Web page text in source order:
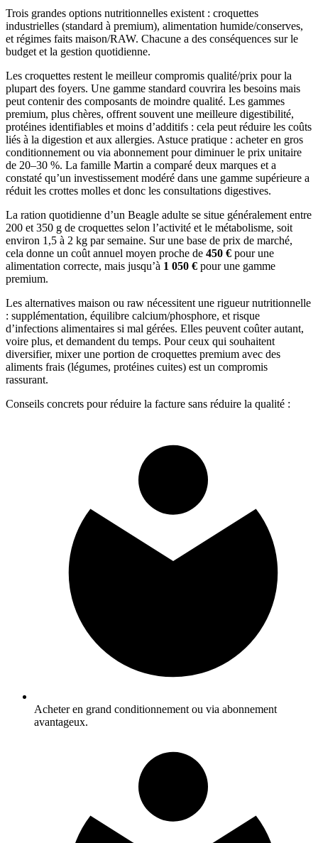
Trois grandes options nutritionnelles existent : croquettes
industrielles (standard à premium), alimentation humide/conserves,
et régimes faits maison/RAW. Chacune a des conséquences sur le
budget et la gestion quotidienne.
Les croquettes restent le meilleur compromis qualité/prix pour la
plupart des foyers. Une gamme standard couvrira les besoins mais
peut contenir des composants de moindre qualité. Les gammes
premium, plus chères, offrent souvent une meilleure digestibilité,
protéines identifiables et moins d’additifs : cela peut réduire les coûts
liés à la digestion et aux allergies. Astuce pratique : acheter en gros
conditionnement ou via abonnement pour diminuer le prix unitaire
de 20–30 %. La famille Martin a comparé deux marques et a
constaté qu’un investissement modéré dans une gamme supérieure a
réduit les crottes molles et donc les consultations digestives.
La ration quotidienne d’un Beagle adulte se situe généralement entre
200 et 350 g de croquettes selon l’activité et le métabolisme, soit
environ 1,5 à 2 kg par semaine. Sur une base de prix de marché,
cela donne un coût annuel moyen proche de 450 € pour une
alimentation correcte, mais jusqu’à 1 050 € pour une gamme
premium.
Les alternatives maison ou raw nécessitent une rigueur nutritionnelle
: supplémentation, équilibre calcium/phosphore, et risque
d’infections alimentaires si mal gérées. Elles peuvent coûter autant,
voire plus, et demandent du temps. Pour ceux qui souhaitent
diversifier, mixer une portion de croquettes premium avec des
aliments frais (légumes, protéines cuites) est un compromis
rassurant.
Conseils concrets pour réduire la facture sans réduire la qualité :
Acheter en grand conditionnement ou via abonnement
avantageux.